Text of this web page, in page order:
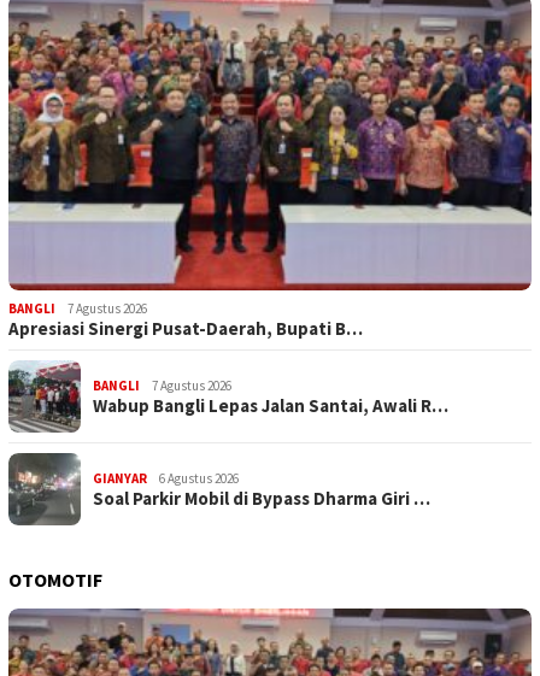
BANGLI 7 Agustus 2026
Apresiasi Sinergi Pusat-Daerah, Bupati B…
BANGLI 7 Agustus 2026
Wabup Bangli Lepas Jalan Santai, Awali R…
GIANYAR 6 Agustus 2026
Soal Parkir Mobil di Bypass Dharma Giri …
OTOMOTIF